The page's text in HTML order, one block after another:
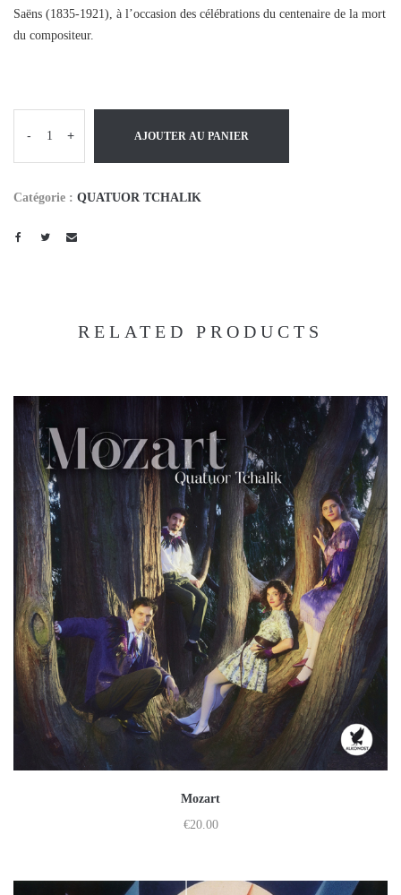
Saëns (1835-1921), à l’occasion des célébrations du centenaire de la mort
du compositeur.
- + AJOUTER AU PANIER
Catégorie : QUATUOR TCHALIK
RELATED PRODUCTS
Mozart
€20.00